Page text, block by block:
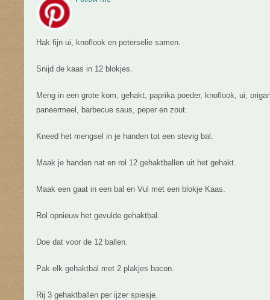
Hak fijn ui, knoflook en peterselie samen.
Snijd de kaas in 12 blokjes.
Meng in een grote kom, gehakt, paprika poeder, knoflook, ui,
paneermeel, barbecue saus, peper en zout.
Kneed het mengsel in je handen tot een stevig bal.
Maak je handen nat en rol 12 gehaktballen uit het gehakt.
Maak een gaat in een bal en Vul met een blokje Kaas.
Rol opnieuw het gevulde gehaktbal.
Doe dat voor de 12 ballen.
Pak elk gehaktbal met 2 plakjes bacon.
Rij 3 gehaktballen per ijzer spiesje.